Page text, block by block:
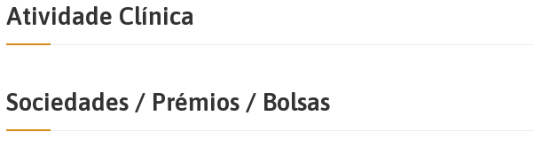
Atividade Clínica
Sociedades / Prémios / Bolsas